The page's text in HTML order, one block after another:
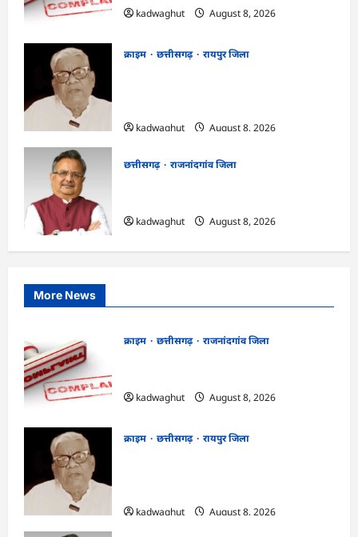
kadwaghut
August 8, 2026
क्राइम छत्तीसगढ़
रायपुर जिला
kadwaghut
August 8, 2026
छत्तीसगढ़
राजनांदगांव जिला
kadwaghut
August 8, 2026
More News
क्राइम छत्तीसगढ़
राजनांदगांव जिला
kadwaghut
August 8, 2026
क्राइम छत्तीसगढ़
रायपुर जिला
kadwaghut
August 8, 2026